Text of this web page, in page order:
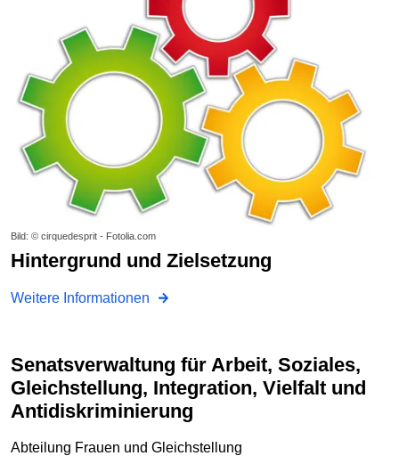
Bild: © cirquedesprit - Fotolia.com
Hintergrund und Zielsetzung
Weitere Informationen
Senatsverwaltung für Arbeit, Soziales,
Gleichstellung, Integration, Vielfalt und
Antidiskriminierung
Abteilung Frauen und Gleichstellung